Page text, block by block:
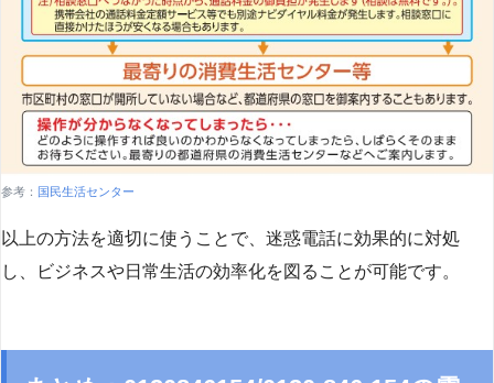
参考： 国民生活センター
以上の方法を適切に使うことで、迷惑電話に効果的に対処
し、ビジネスや日常生活の効率化を図ることが可能です。